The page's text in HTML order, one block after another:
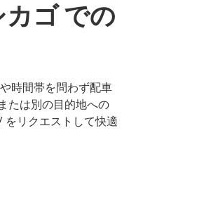
ゴ での
時間帯を問わず配車
たは別の目的地への
をリクエストして快適